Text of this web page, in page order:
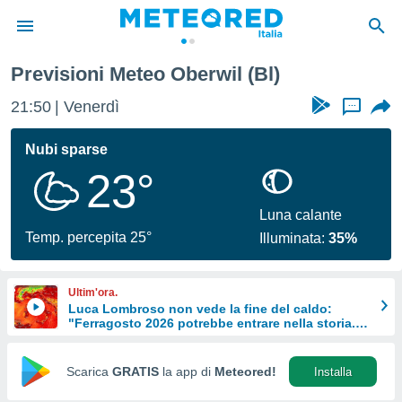
di
per
le
di
Web
Previsioni Meteo Oberwil (Bl)
21:50 Venerdì ...
Nubi sparse
23°
Temp. percepita 25°
Luna calante
Illuminata:35%
Ultim'ora.
Luca Lombroso non vede la fine del caldo:
"Ferragosto 2026 potrebbe entrare nella storia.
Scarica GRATIS la app di Meteored! Installa